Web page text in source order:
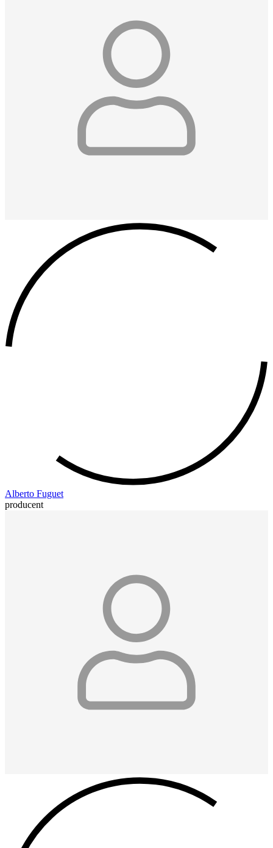
Alberto Fuguet
producent